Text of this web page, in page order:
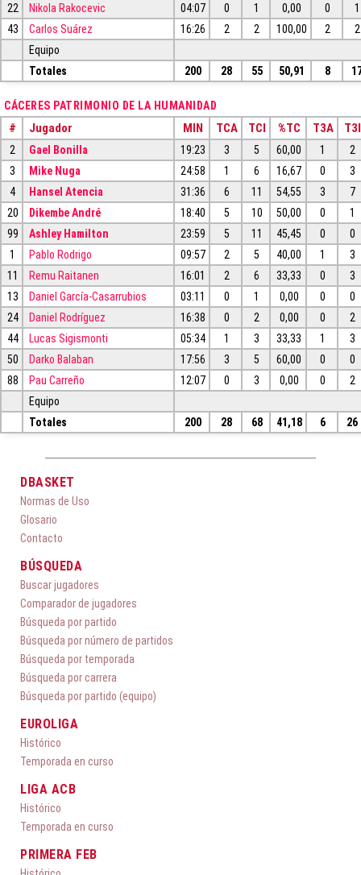
22
Nikola Rakocevic 04:07 0 1 0,00 0
1
43
Carlos Suárez 16:26 2 2 100,00 2
2
Equipo
Totales
200 28 55 50,91 8
CÁCERES PATRIMONIO DE LA HUMANIDAD
# Jugador MIN TCA TCI %TC T3A T3I
2 Gael Bonilla 19:23 3 5 60,00 1
2
3
Mike Nuga 24:58 1 6 16,67 0
3
4
Hansel Atencia 31:36 6 11 54,55 3
7
20
Dikembe André 18:40 5 10 50,00 0
1
99
Ashley Hamilton 23:59 5 11 45,45 0
0
1
Pablo Rodrigo 09:57 2 5 40,00 1
3
11
Remu Raitanen 16:01 2 6 33,33 0
3
13
Daniel García-Casarrubios 03:11 0 1 0,00 0
0
24
Daniel Rodríguez 16:38 0 2 0,00 0
2
44
Lucas Sigismonti 05:34 1 3 33,33 1
3
50
Darko Balaban 17:56 3 5 60,00 0
0
88
Pau Carreño 12:07 0 3 0,00 0
2
Equipo
Totales
200 28 68 41,18 6 26
DBASKET
Normas de Uso
Glosario
Contacto
BÚSQUEDA
Buscar jugadores
Comparador de jugadores
Búsqueda por partido
Búsqueda por número de partidos
Búsqueda por temporada
Búsqueda por carrera
Búsqueda por partido (equipo)
EUROLIGA
Histórico
Temporada en curso
LIGA ACB
Histórico
Temporada en curso
PRIMERA FEB